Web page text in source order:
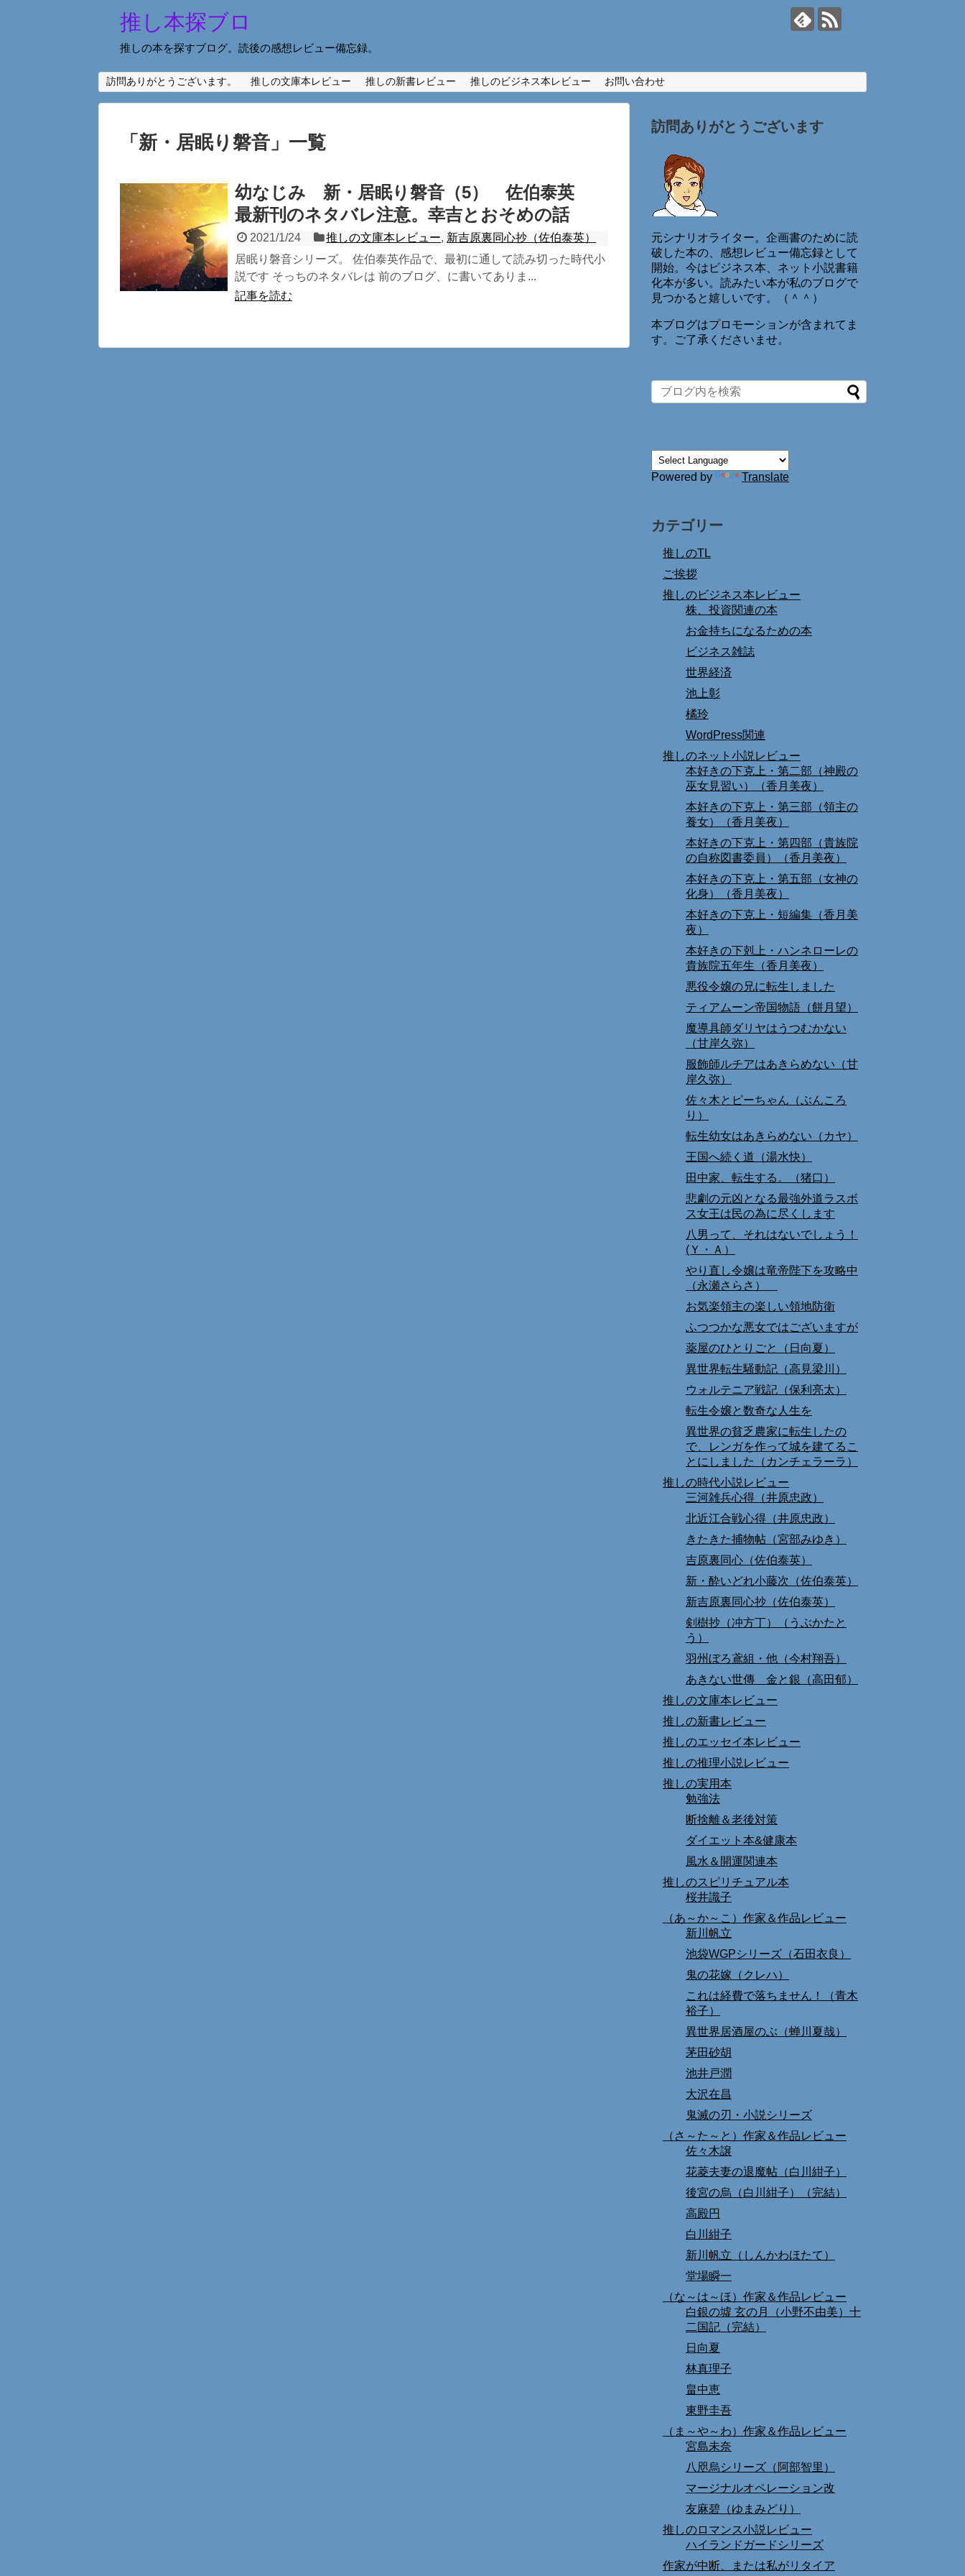
推し本探ブロ
推しの本を探すブログ。読後の感想レビュー備忘録。
訪問ありがとうございます。 推しの文庫本レビュー 推しの新書レビュー 推しのビジネス本レビュー お問い合わせ
「 新・居眠り磐音 」 一覧
幼なじみ 新・居眠り磐音（5） 佐伯泰英
最新刊のネタバレ注意。幸吉とおそめの話
2021/1/24 推しの文庫本レビュー, 新吉原裏同心抄（佐伯泰英）
居眠り磐音シリーズ。 佐伯泰英作品で、最初に通して読み切った時代小
説です そっちのネタバレは 前のブログ、に書いてありま...
記事を読む
訪問ありがとうございます
元シナリオライター。企画書のために読
破した本の、感想レビュー備忘録として
開始。今はビジネス本、ネット小説書籍
化本が多い。読みたい本が私のブログで
見つかると嬉しいです。（＾＾）
本ブログはプロモーションが含まれてま
す。ご了承くださいませ。
Powered by Translate
カテゴリー
推しのTL
ご挨拶
推しのビジネス本レビュー
株、投資関連の本
お金持ちになるための本
ビジネス雑誌
世界経済
池上彰
橘玲
WordPress関連
推しのネット小説レビュー
本好きの下克上・第二部（神殿の
巫女見習い）（香月美夜）
本好きの下克上・第三部（領主の
養女）（香月美夜）
本好きの下克上・第四部（貴族院
の自称図書委員）（香月美夜）
本好きの下克上・第五部（女神の
化身）（香月美夜）
本好きの下克上・短編集（香月美
夜）
本好きの下剋上・ハンネローレの
貴族院五年生（香月美夜）
悪役令嬢の兄に転生しました
ティアムーン帝国物語（餅月望）
魔導具師ダリヤはうつむかない
（甘岸久弥）
服飾師ルチアはあきらめない（甘
岸久弥）
佐々木とピーちゃん（ぶんころ
り）
転生幼女はあきらめない（カヤ）
王国へ続く道（湯水快）
田中家、転生する。（猪口）
悲劇の元凶となる最強外道ラスボ
ス女王は民の為に尽くします
八男って、それはないでしょう！
(Ｙ・Ａ）
やり直し令嬢は竜帝陛下を攻略中
（永瀬さらさ）
お気楽領主の楽しい領地防衛
ふつつかな悪女ではございますが
薬屋のひとりごと（日向夏）
異世界転生騒動記（高見梁川）
ウォルテニア戦記（保利亮太）
転生令嬢と数奇な人生を
異世界の貧乏農家に転生したの
で、レンガを作って城を建てるこ
とにしました（カンチェラーラ）
推しの時代小説レビュー
三河雑兵心得（井原忠政）
北近江合戦心得（井原忠政）
きたきた捕物帖（宮部みゆき）
吉原裏同心（佐伯泰英）
新・酔いどれ小藤次（佐伯泰英）
新吉原裏同心抄（佐伯泰英）
剣樹抄（冲方丁）（うぶかたと
う）
羽州ぼろ鳶組・他（今村翔吾）
あきない世傳 金と銀（高田郁）
推しの文庫本レビュー
推しの新書レビュー
推しのエッセイ本レビュー
推しの推理小説レビュー
推しの実用本
勉強法
断捨離＆老後対策
ダイエット本&健康本
風水＆開運関連本
推しのスピリチュアル本
桜井識子
（あ～か～こ）作家＆作品レビュー
新川帆立
池袋WGPシリーズ（石田衣良）
鬼の花嫁（クレハ）
これは経費で落ちません！（青木
裕子）
異世界居酒屋のぶ（蝉川夏哉）
茅田砂胡
池井戸潤
大沢在昌
鬼滅の刃・小説シリーズ
（さ～た～と）作家＆作品レビュー
佐々木譲
花菱夫妻の退魔帖（白川紺子）
後宮の烏（白川紺子）（完結）
高殿円
白川紺子
新川帆立（しんかわほたて）
堂場瞬一
（な～は～ほ）作家＆作品レビュー
白銀の墟 玄の月（小野不由美）十
二国記（完結）
日向夏
林真理子
畠中恵
東野圭吾
（ま～や～わ）作家＆作品レビュー
宮島未奈
八咫烏シリーズ（阿部智里）
マージナルオペレーション改
友麻碧（ゆまみどり）
推しのロマンス小説レビュー
ハイランドガードシリーズ
作家が中断、または私がリタイア